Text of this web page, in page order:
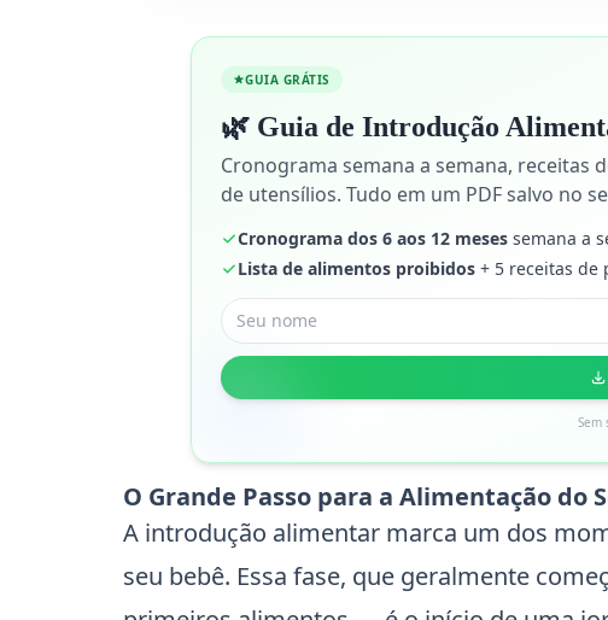
GUIA GRÁTIS
🌿 Guia de Introdução
Cronograma semana a semana, receitas
de utensílios. Tudo em um PDF salvo no
Cronograma dos 6 aos 12 meses semana a
Lista de alimentos proibidos + 5 receitas de
Sem
O Grande Passo para a Alimentação do
A introdução alimentar marca um dos
seu bebê. Essa fase, que geralmente